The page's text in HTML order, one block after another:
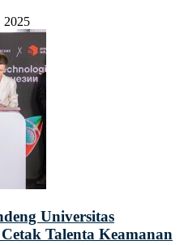
2025
Universitas
Talenta Keamanan